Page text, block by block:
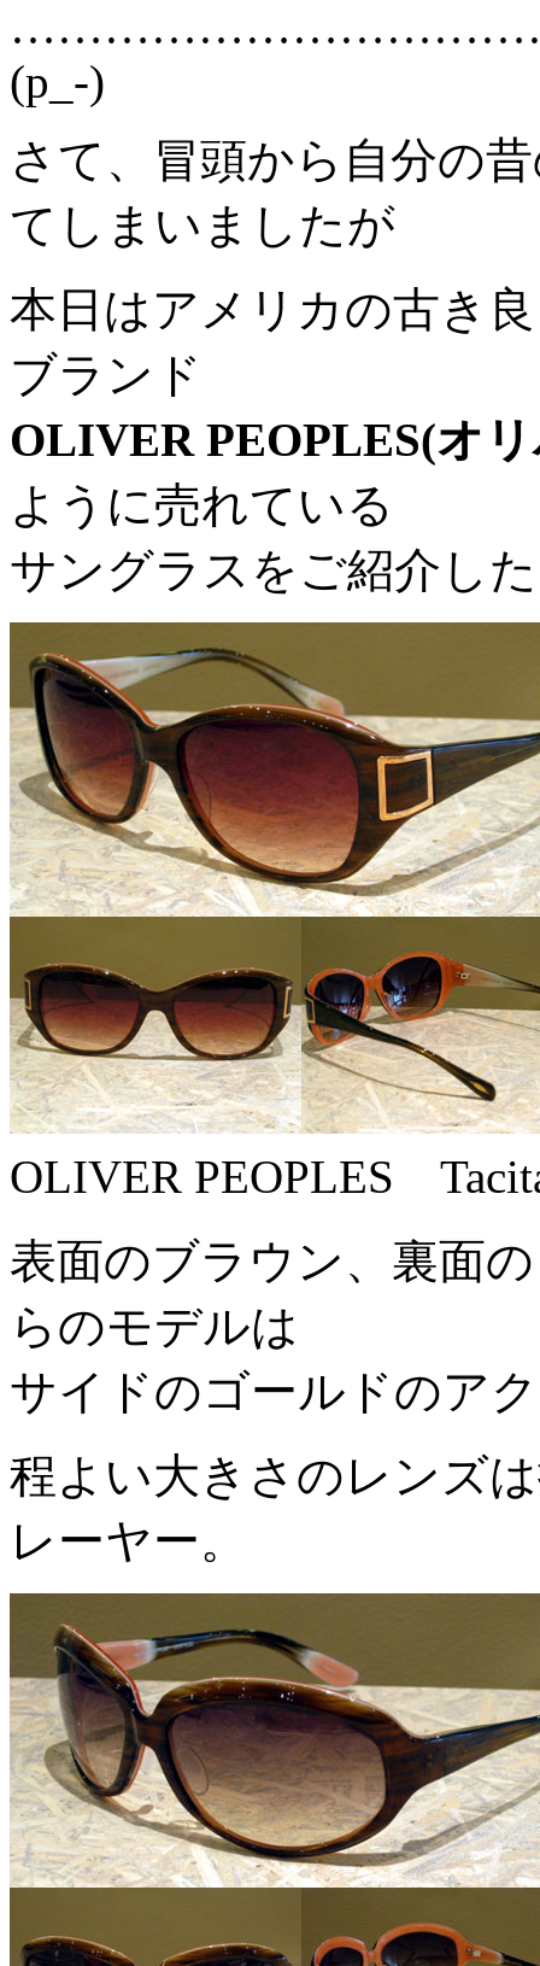
(p_-)
さて、冒頭から自分の
てしまいましたが
本日はアメリカの古き
ブランド
OLIVER PEOPLES(オ
ように売れている
サングラスをご紹介し
OLIVER PEOPLES
表面のブラウン、裏面
らのモデルは
サイドのゴールドのア
程よい大きさのレンズ
レーヤー。